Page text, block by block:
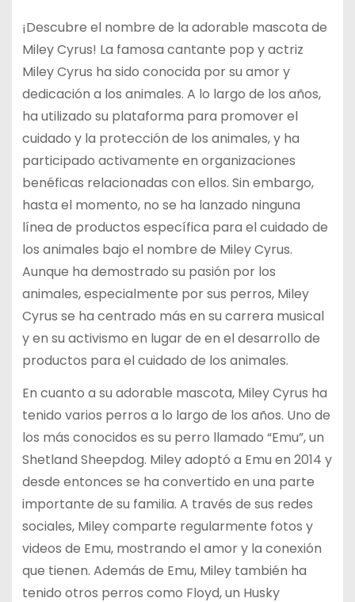
¡Descubre el nombre de la adorable mascota de
Miley Cyrus! La famosa cantante pop y actriz
Miley Cyrus ha sido conocida por su amor y
dedicación a los animales. A lo largo de los años,
ha utilizado su plataforma para promover el
cuidado y la protección de los animales, y ha
participado activamente en organizaciones
benéficas relacionadas con ellos. Sin embargo,
hasta el momento, no se ha lanzado ninguna
línea de productos específica para el cuidado de
los animales bajo el nombre de Miley Cyrus.
Aunque ha demostrado su pasión por los
animales, especialmente por sus perros, Miley
Cyrus se ha centrado más en su carrera musical
y en su activismo en lugar de en el desarrollo de
productos para el cuidado de los animales.
En cuanto a su adorable mascota, Miley Cyrus ha
tenido varios perros a lo largo de los años. Uno de
los más conocidos es su perro llamado “Emu”, un
Shetland Sheepdog. Miley adoptó a Emu en 2014 y
desde entonces se ha convertido en una parte
importante de su familia. A través de sus redes
sociales, Miley comparte regularmente fotos y
videos de Emu, mostrando el amor y la conexión
que tienen. Además de Emu, Miley también ha
tenido otros perros como Floyd, un Husky